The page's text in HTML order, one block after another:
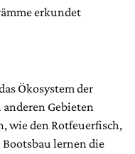
erkundet
Ökosystem der
Gebieten
wie den Rotfeuerfisch,
lernen die